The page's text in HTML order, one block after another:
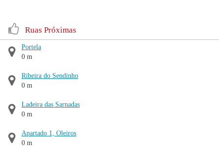
Ruas Próximas
Portela
0 m
Ribeira do Sendinho
0 m
Ladeira das Sarnadas
0 m
Apartado 1, Oleiros
0 m